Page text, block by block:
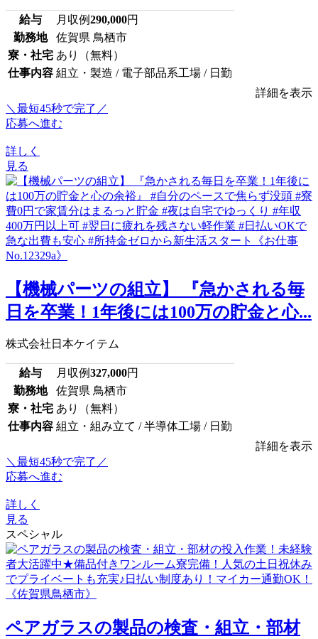
給与 月収例290,000円
勤務地
佐賀県 鳥栖市
寮・社宅 あり（無料）
仕事内容 組立・製造 / 電子部品系工場 / 日勤
詳細を表示
＼最短45秒で完了／
応募へ進む
詳しく
見る
【機械パーツの組立】 『急かされる毎
日を卒業！1年後には100万の貯金と心...
株式会社日本ケイテム
給与 月収例327,000円
勤務地
佐賀県 鳥栖市
寮・社宅 あり（無料）
仕事内容 組立・組み立て / 半導体工場 / 日勤
詳細を表示
＼最短45秒で完了／
応募へ進む
詳しく
見る
スペシャル
ペアガラスの製品の検査・組立・部材